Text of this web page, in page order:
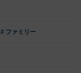
# ファミリー